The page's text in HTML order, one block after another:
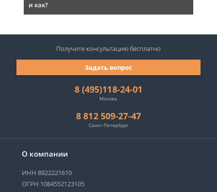
и как?
О компании
ИНН 8922221610
ОГРН 1084552123105
8 (495)118-24-01
Москва
8 812 509-27-47
Санкт-Петербург
Задать вопрос
Получите консультациюбесплатно